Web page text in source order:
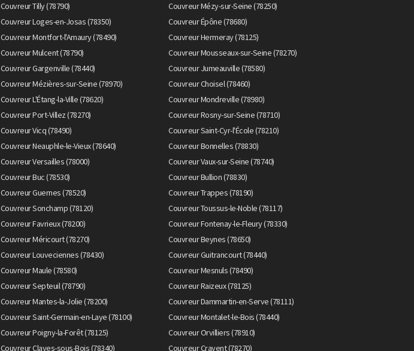
Couvreur Tilly (78790)
Couvreur Mézy-sur-Seine (78250)
Couvreur Loges-en-Josas (78350)
Couvreur Épône (78680)
Couvreur Montfort-l'Amaury (78490)
Couvreur Hermeray (78125)
Couvreur Mulcent (78790)
Couvreur Mousseaux-sur-Seine (78270)
Couvreur Gargenville (78440)
Couvreur Jumeauville (78580)
Couvreur Mézières-sur-Seine (78970)
Couvreur Choisel (78460)
Couvreur L'Étang-la-Ville (78620)
Couvreur Mondreville (78980)
Couvreur Port-Villez (78270)
Couvreur Rosny-sur-Seine (78710)
Couvreur Vicq (78490)
Couvreur Saint-Cyr-l'École (78210)
Couvreur Neauphle-le-Vieux (78640)
Couvreur Bonnelles (78830)
Couvreur Versailles (78000)
Couvreur Vaux-sur-Seine (78740)
Couvreur Buc (78530)
Couvreur Bullion (78830)
Couvreur Guernes (78520)
Couvreur Trappes (78190)
Couvreur Sonchamp (78120)
Couvreur Toussus-le-Noble (78117)
Couvreur Favrieux (78200)
Couvreur Fontenay-le-Fleury (78330)
Couvreur Méricourt (78270)
Couvreur Beynes (78650)
Couvreur Louveciennes (78430)
Couvreur Guitrancourt (78440)
Couvreur Maule (78580)
Couvreur Mesnuls (78490)
Couvreur Septeuil (78790)
Couvreur Raizeux (78125)
Couvreur Mantes-la-Jolie (78200)
Couvreur Dammartin-en-Serve (78111)
Couvreur Saint-Germain-en-Laye (78100)
Couvreur Montalet-le-Bois (78440)
Couvreur Poigny-la-Forêt (78125)
Couvreur Orvilliers (78910)
Couvreur Clayes-sous-Bois (78340) Couvreur Cravent (78270)